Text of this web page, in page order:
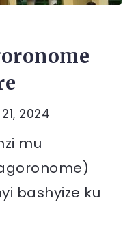
2024
mu
bashyize ku